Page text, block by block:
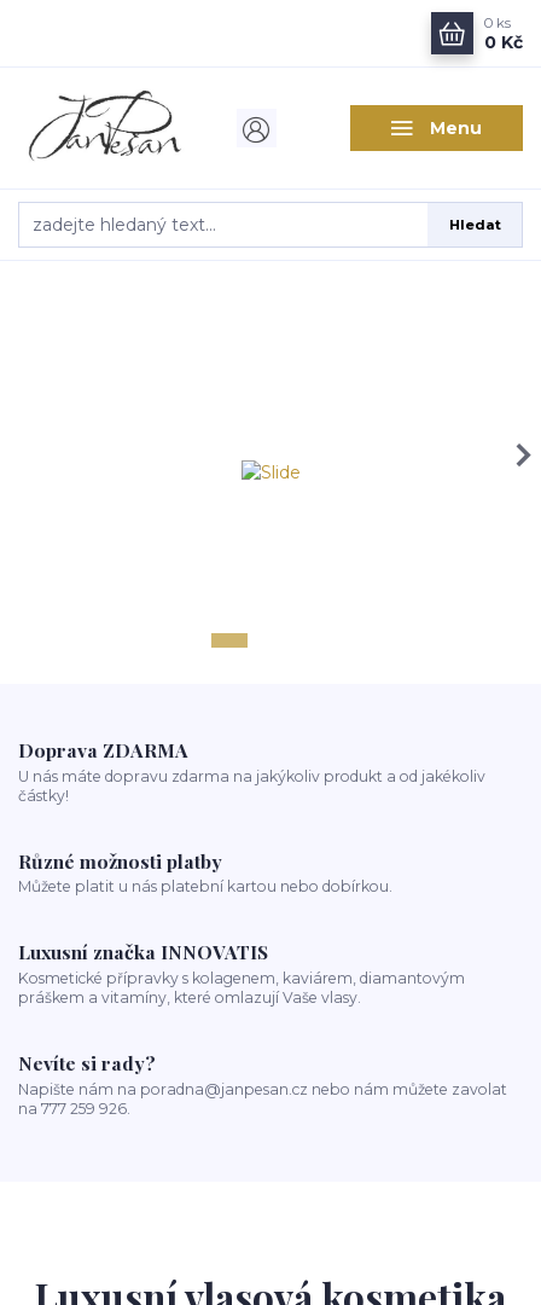
Menu
Hledat
0 ks
0 Kč
Doprava ZDARMA
U nás máte dopravu zdarma na jakýkoliv produkt a od jakékoliv
částky!
Různé možnosti platby
Můžete platit u nás platební kartou nebo dobírkou.
Luxusní značka INNOVATIS
Kosmetické přípravky s kolagenem, kaviárem, diamantovým
práškem a vitamíny, které omlazují Vaše vlasy.
Nevíte si rady?
Napište nám na poradna@janpesan.cz nebo nám můžete zavolat
na 777 259 926.